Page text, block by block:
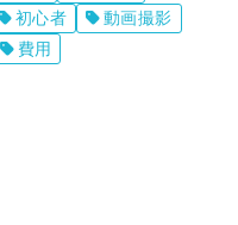
初心者
動画撮影
費用